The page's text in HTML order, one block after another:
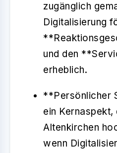
zugänglich
Digitalisierung
und den
erheblich.
**Persönlicher
ein Kernaspekt,
Altenkirchen
wenn